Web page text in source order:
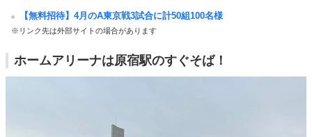
【無料招待】4月のA東京戦3試合に計50組100名様
※リンク先は外部サイトの場合があります
ホームアリーナは原宿駅のすぐそば！